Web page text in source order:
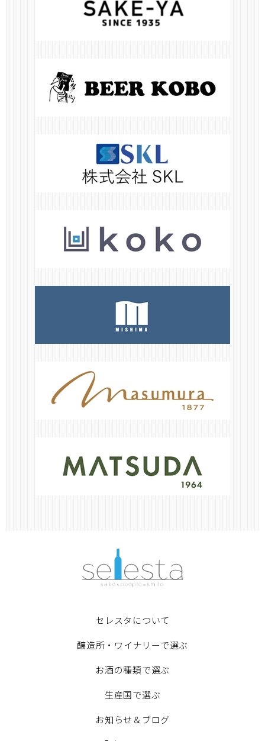
セレスタについて
醸造所・ワイナリーで選ぶ
お酒の種類で選ぶ
生産国で選ぶ
お知らせ＆ブログ